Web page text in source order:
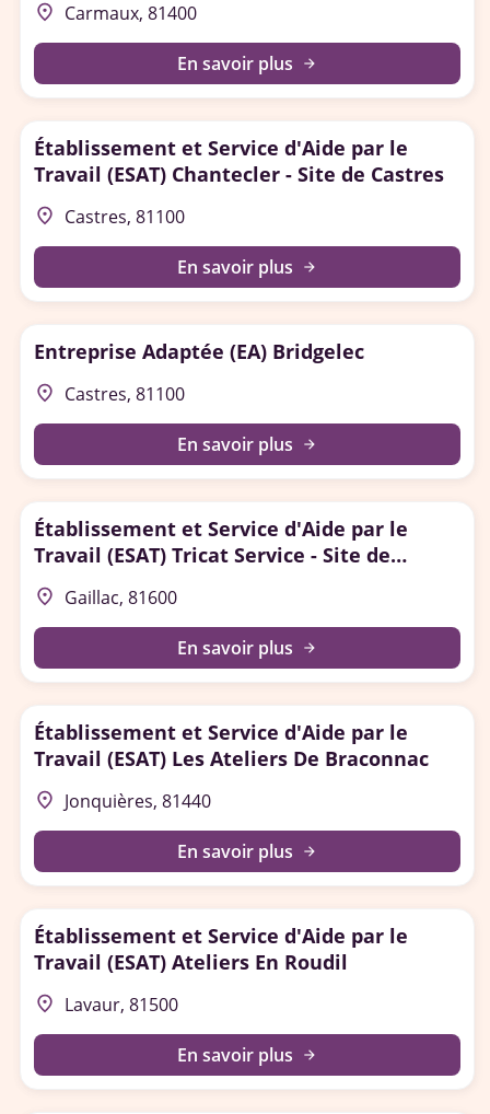
place Carmaux, 81400
En savoir plus arrow_forward
Établissement et Service d'Aide par le
Travail (ESAT) Chantecler - Site de Castres
place Castres, 81100
En savoir plus arrow_forward
Entreprise Adaptée (EA) Bridgelec
place Castres, 81100
En savoir plus arrow_forward
Établissement et Service d'Aide par le
Travail (ESAT) Tricat Service - Site de
Gaillac
place Gaillac, 81600
En savoir plus arrow_forward
Établissement et Service d'Aide par le
Travail (ESAT) Les Ateliers De Braconnac
place Jonquières, 81440
En savoir plus arrow_forward
Établissement et Service d'Aide par le
Travail (ESAT) Ateliers En Roudil
place Lavaur, 81500
En savoir plus arrow_forward